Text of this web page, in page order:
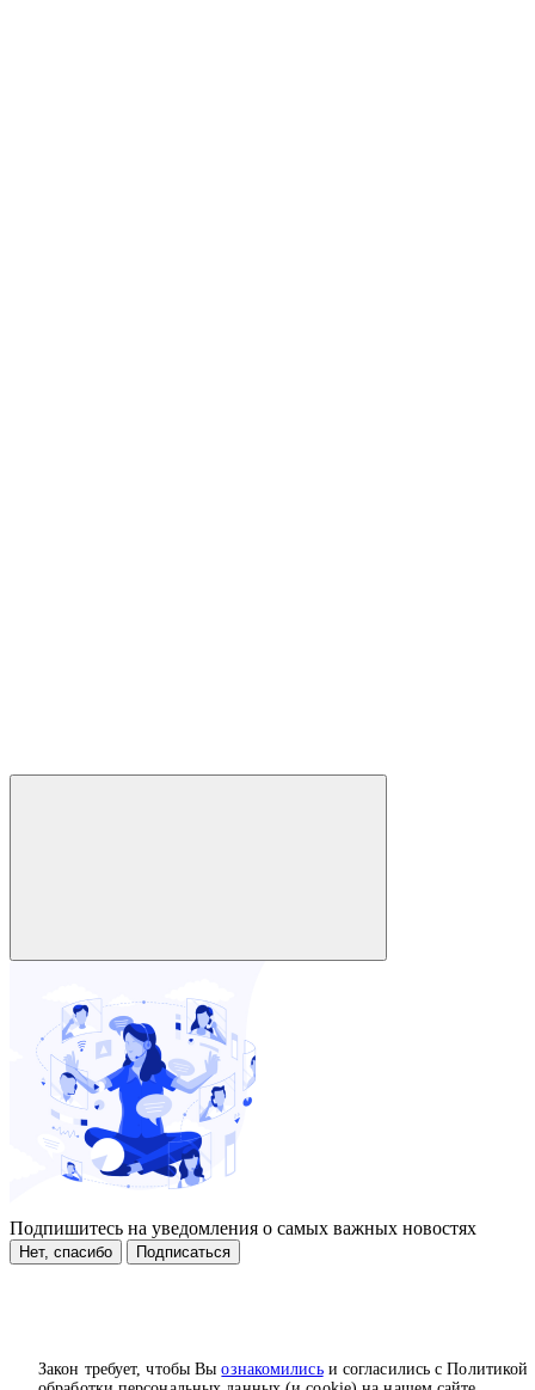
Закон требует, чтобы Выознакомилисьи согласились с Политикой
Подпишитесь на уведомления о самых важных новостях
Нет, спасибо Подписаться